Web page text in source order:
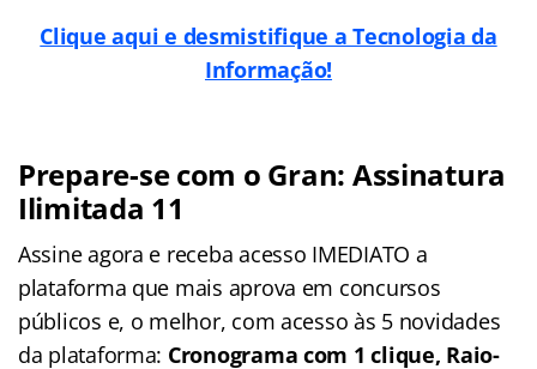
Clique aqui e desmistifique a Tecnologia da
Informação!
Prepare-se com o Gran: Assinatura
Ilimitada 11
Assine agora e receba acesso IMEDIATO a
plataforma que mais aprova em concursos
públicos e, o melhor, com acesso às 5 novidades
da plataforma: Cronograma com 1 clique, Raio-